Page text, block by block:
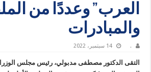
العرب” وعددًا من
والمبادرات
. 14 سبتمبر، 2022
التقى الدكتور مصطفى مدبولي، رئيس مجلس